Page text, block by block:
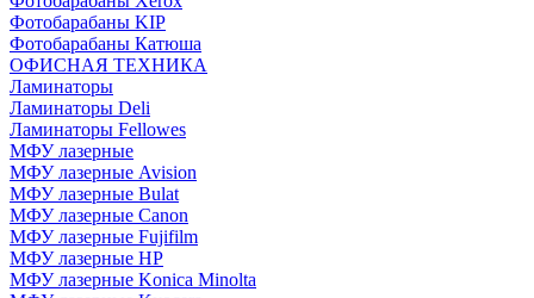
Фотобарабаны KIP
Фотобарабаны Катюша
ОФИСНАЯ ТЕХНИКА
Ламинаторы
Ламинаторы Deli
Ламинаторы Fellowes
МФУ лазерные
МФУ лазерные Avision
МФУ лазерные Bulat
МФУ лазерные Canon
МФУ лазерные Fujifilm
МФУ лазерные HP
МФУ лазерные Konica Minolta